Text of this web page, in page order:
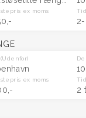
ex moms Tid
(Udenfor)
ex moms Tid
2